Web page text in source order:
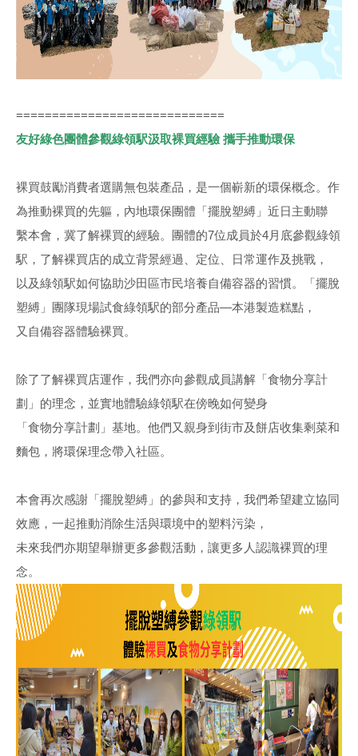
=============================
友好綠色團體參觀綠領駅汲取裸買經驗 攜手推動環保
裸買鼓勵消費者選購無包裝產品，是一個嶄新的環保概念。作
為推動裸買的先軀，內地環保團體「擺脫塑縛」近日主動聯
繫本會，冀了解裸買的經驗。團體的7位成員於4月底參觀綠領
駅，了解裸買店的成立背景經過、定位、日常運作及挑戰，
以及綠領駅如何協助沙田區市民培養自備容器的習慣。「擺脫
塑縛」團隊現場試食綠領駅的部分產品—本港製造糕點，
又自備容器體驗裸買。
除了了解裸買店運作，我們亦向參觀成員講解「食物分享計
劃」的理念，並實地體驗綠領駅在傍晚如何變身
「食物分享計劃」基地。他們又親身到街市及餅店收集剩菜和
麵包，將環保理念帶入社區。
本會再次感謝「擺脫塑縛」的參與和支持，我們希望建立協同
效應，一起推動消除生活與環境中的塑料污染，
未來我們亦期望舉辦更多參觀活動，讓更多人認識裸買的理
念。